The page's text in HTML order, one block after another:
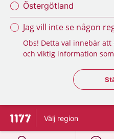
Östergötland
Jag vill inte se någon
Obs! Detta val innebär
och viktig information
Till startsidan för 1177
Välj region
på 1177.se